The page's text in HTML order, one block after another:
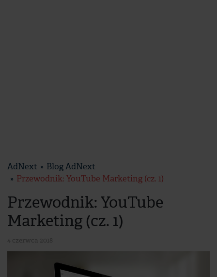
AdNext
Blog AdNext
Przewodnik: YouTube Marketing (cz. 1)
Przewodnik: YouTube
Marketing (cz. 1)